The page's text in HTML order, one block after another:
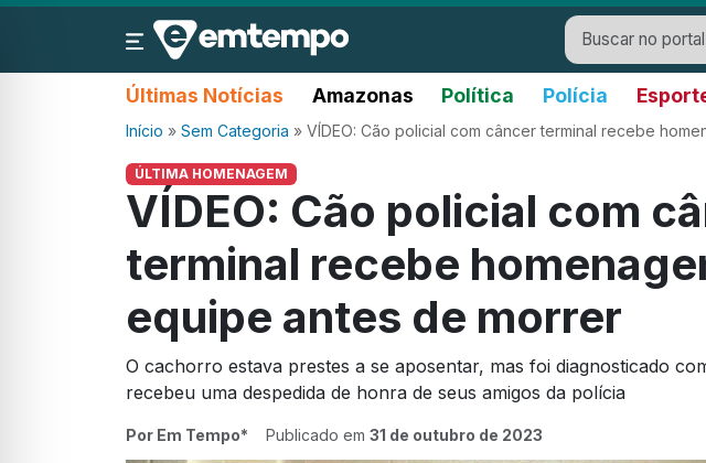
Últimas Notícias Amazonas Política Polícia
Início » Sem Categoria » VÍDEO: Cão policial com câncer terminal recebe
ÚLTIMA HOMENAGEM
VÍDEO: Cão policial com
terminal recebe
equipe antes de morrer
O cachorro estava prestes a se aposentar, mas foi diagnosticado
recebeu uma despedida de honra de seus amigos da polícia
Por Em Tempo* Publicado em 31 de outubro de 2023